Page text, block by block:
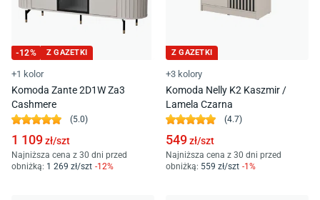
-12% Z GAZETKI
+1 kolor
Komoda Zante 2D1W Za3
Cashmere
(5.0)
1 109zł/szt
Najniższa cena z 30 dni przed
obniżką: 1 269 zł/szt -12%
Z GAZETKI
+3 kolory
Komoda Nelly K2 Kaszmir /
Lamela Czarna
(4.7)
549zł/szt
Najniższa cena z 30 dni przed
obniżką: 559 zł/szt -1 %